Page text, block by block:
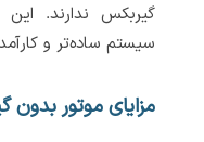
گیربکس ندارند.
سیستم ساده‌تر و
مزایای موتور بدون